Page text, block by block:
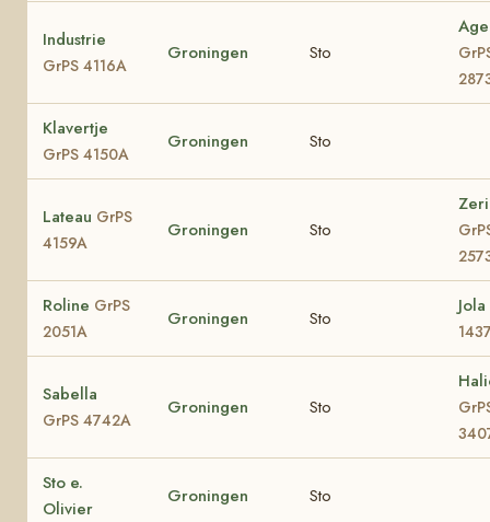
Industrie
GrPS 4116A
Groningen Sto
Klavertje
GrPS 4150A
Groningen Sto
Lateau GrPS
4159A
Groningen Sto
Roline GrPS
2051A
Groningen Sto
Jola
Sabella
GrPS 4742A
Groningen Sto
Sto e.
Olivier
Groningen Sto